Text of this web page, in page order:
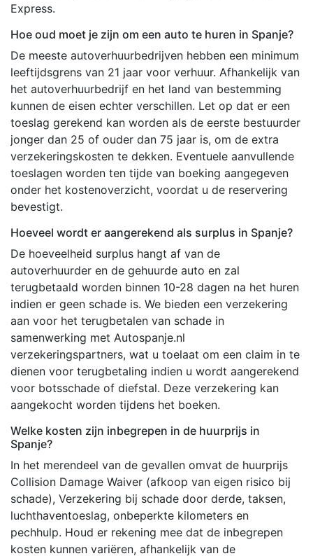
Express.
Hoe oud moet je zijn om een auto te huren in Spanje?
De meeste autoverhuurbedrijven hebben een minimum
leeftijdsgrens van 21 jaar voor verhuur. Afhankelijk van
het autoverhuurbedrijf en het land van bestemming
kunnen de eisen echter verschillen. Let op dat er een
toeslag gerekend kan worden als de eerste bestuurder
jonger dan 25 of ouder dan 75 jaar is, om de extra
verzekeringskosten te dekken. Eventuele aanvullende
toeslagen worden ten tijde van boeking aangegeven
onder het kostenoverzicht, voordat u de reservering
bevestigt.
Hoeveel wordt er aangerekend als surplus in Spanje?
De hoeveelheid surplus hangt af van de
autoverhuurder en de gehuurde auto en zal
terugbetaald worden binnen 10-28 dagen na het huren
indien er geen schade is. We bieden een verzekering
aan voor het terugbetalen van schade in
samenwerking met Autospanje.nl
verzekeringspartners, wat u toelaat om een claim in te
dienen voor terugbetaling indien u wordt aangerekend
voor botsschade of diefstal. Deze verzekering kan
aangekocht worden tijdens het boeken.
Welke kosten zijn inbegrepen in de huurprijs in
Spanje?
In het merendeel van de gevallen omvat de huurprijs
Collision Damage Waiver (afkoop van eigen risico bij
schade), Verzekering bij schade door derde, taksen,
luchthaventoeslag, onbeperkte kilometers en
pechhulp. Houd er rekening mee dat de inbegrepen
kosten kunnen variëren, afhankelijk van de